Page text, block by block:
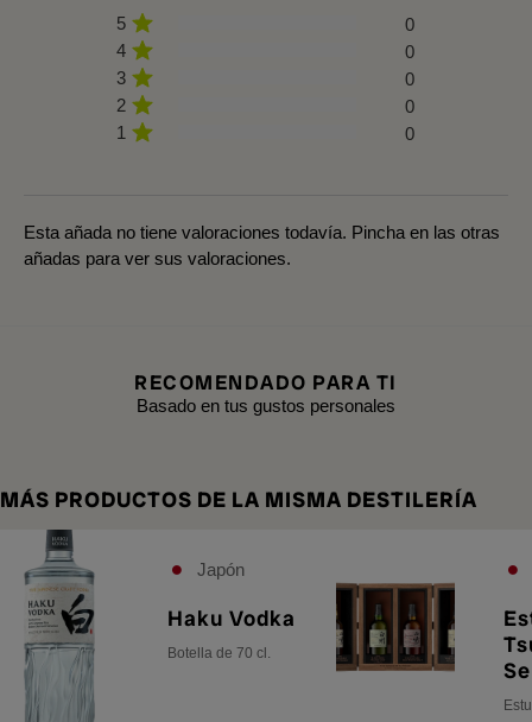
5
0
4
0
3
0
2
0
1
0
Esta añada no tiene valoraciones todavía. Pincha en las otras
añadas para ver sus valoraciones.
RECOMENDADO PARA TI
Basado en tus gustos personales
MÁS PRODUCTOS DE LA MISMA DESTILERÍA
Japón
Haku Vodka
Botella de 70 cl.